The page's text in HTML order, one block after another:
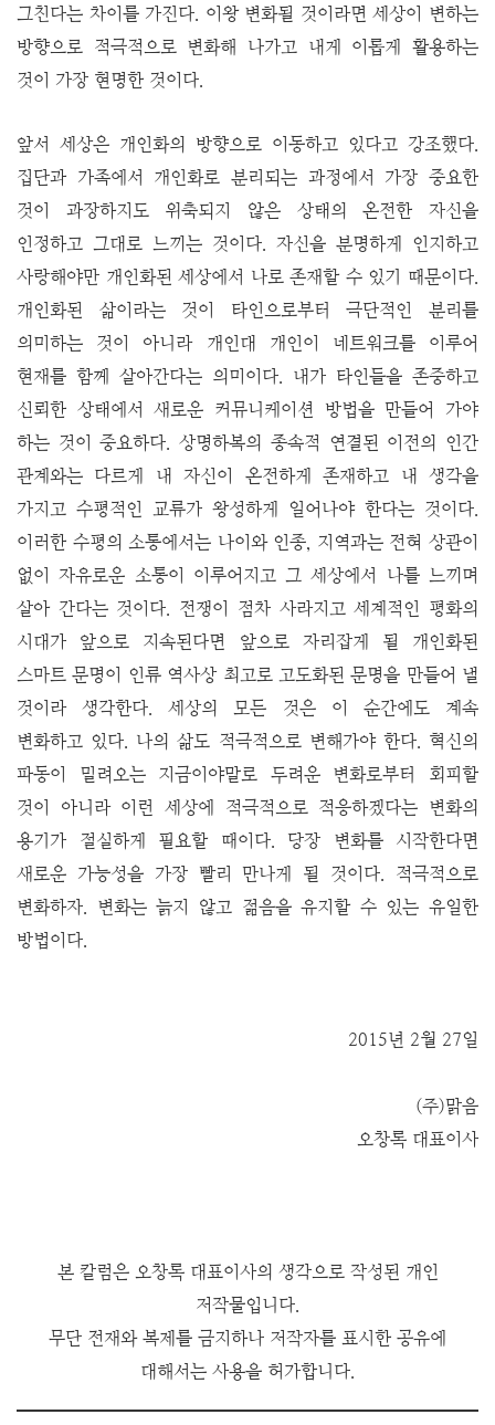
그친다는 차이를 가진다. 이왕 변화될 것이라면 세상이 변하는
방향으로 적극적으로 변화해 나가고 내게 이롭게 활용하는
것이 가장 현명한 것이다.
앞서 세상은 개인화의 방향으로 이동하고 있다고 강조했다.
집단과 가족에서 개인화로 분리되는 과정에서 가장 중요한
것이 과장하지도 위축되지 않은 상태의 온전한 자신을
인정하고 그대로 느끼는 것이다. 자신을 분명하게 인지하고
사랑해야만 개인화된 세상에서 나로 존재할 수 있기 때문이다.
개인화된 삶이라는 것이 타인으로부터 극단적인 분리를
의미하는 것이 아니라 개인대 개인이 네트워크를 이루어
현재를 함께 살아간다는 의미이다. 내가 타인들을 존중하고
신뢰한 상태에서 새로운 커뮤니케이션 방법을 만들어 가야
하는 것이 중요하다. 상명하복의 종속적 연결된 이전의 인간
관계와는 다르게 내 자신이 온전하게 존재하고 내 생각을
가지고 수평적인 교류가 왕성하게 일어나야 한다는 것이다.
이러한 수평의 소통에서는 나이와 인종, 지역과는 전혀 상관이
없이 자유로운 소통이 이루어지고 그 세상에서 나를 느끼며
살아 간다는 것이다. 전쟁이 점차 사라지고 세계적인 평화의
시대가 앞으로 지속된다면 앞으로 자리잡게 될 개인화된
스마트 문명이 인류 역사상 최고로 고도화된 문명을 만들어 낼
것이라 생각한다.세상의 모든 것은 이 순간에도 계속
변화하고 있다. 나의 삶도 적극적으로 변해가야 한다. 혁신의
파동이 밀려오는 지금이야말로 두려운 변화로부터 회피할
것이 아니라 이런 세상에 적극적으로 적응하겠다는 변화의
용기가 절실하게 필요할 때이다. 당장 변화를 시작한다면
새로운 가능성을 가장 빨리 만나게 될 것이다. 적극적으로
변화하자. 변화는 늙지 않고 젊음을 유지할 수 있는 유일한
방법이다.
2015년 2월 27일
(주)맑음
오창록 대표이사
본 칼럼은 오창록 대표이사의 생각으로 작성된 개인
저작물입니다.
무단 전재와 복제를 금지하나 저작자를 표시한 공유에
대해서는 사용을 허가합니다.